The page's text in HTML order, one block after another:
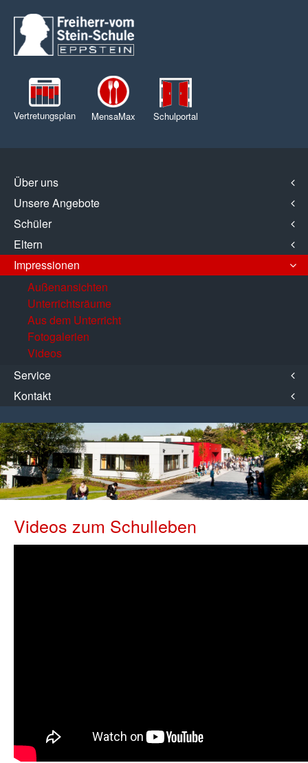
Vertretungsplan MensaMax Schulportal
Über uns
Unsere Angebote
Schüler
Eltern
Impressionen
Außenansichten
Unterrichtsräume
Aus dem Unterricht
Fotogalerien
Videos
Service
Kontakt
Videos zum Schulleben